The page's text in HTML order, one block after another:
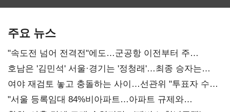
주요 뉴스
"속도전 넘어 전격전"에도…군공항 이전부터 주
52시간까지 '뇌관'
호남은 '김민석' 서울·경기는 '정청래'…최종 승자는
'안갯속'
여야 재검토 놓고 충돌하는 사이…선관위 "투표자 수
오차 당연"
"서울 등록임대 84%비아파트…아파트 규제와